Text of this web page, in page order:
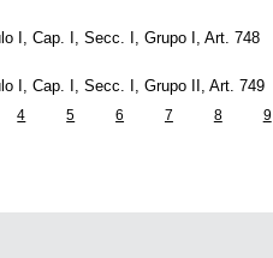
I, Cap. I, Secc. I, Grupo I, Art. 748
I, Cap. I, Secc. I, Grupo II, Art. 749
4 5 6 7 8 9